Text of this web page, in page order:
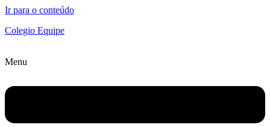
Ir para o conteúdo
Colegio Equipe
Menu